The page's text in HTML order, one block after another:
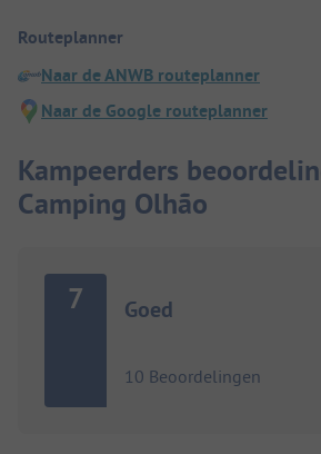
Routeplanner
Naar de ANWB routeplanner
Naar de Google routeplanner
Kampeerders
Camping Olhão
7 Goed
10 Beoordelingen